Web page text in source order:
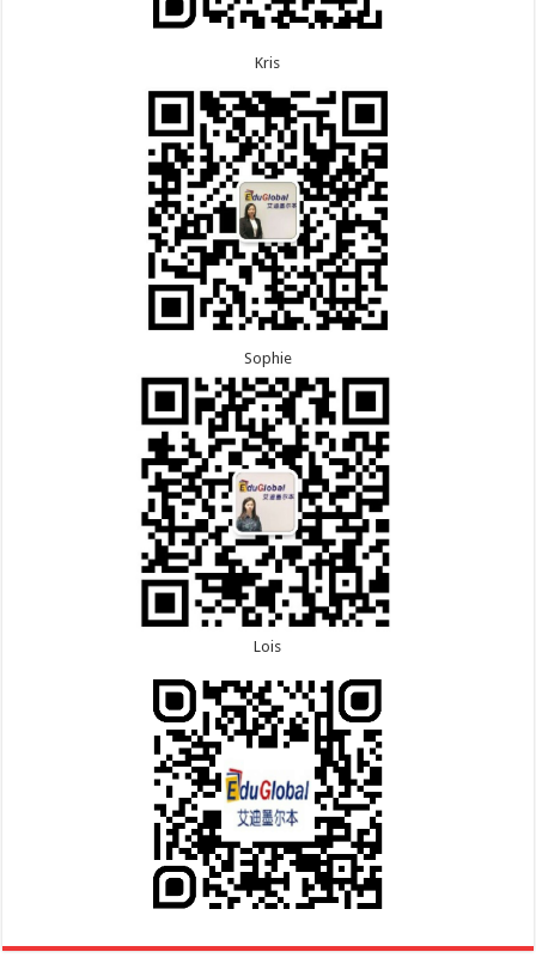
Kris
Sophie
Lois